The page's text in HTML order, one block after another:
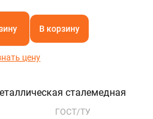
В корзину
цену
сталемедная
ГОСТ/ТУ